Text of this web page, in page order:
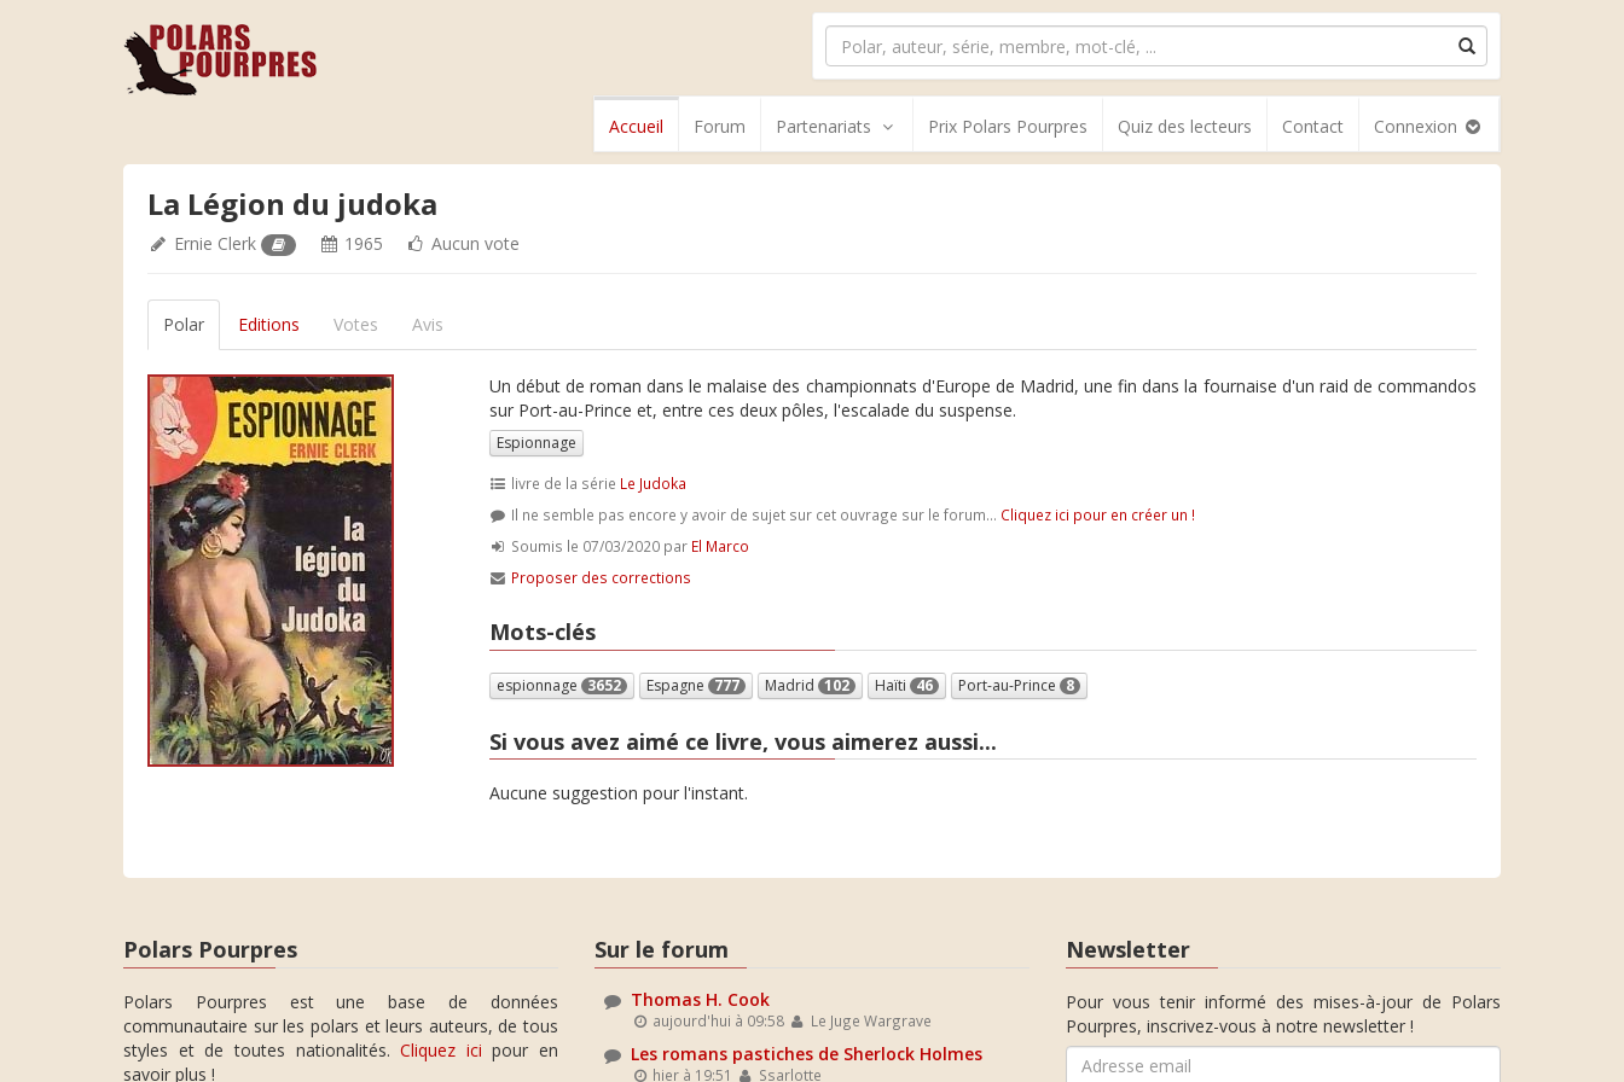
Accueil Forum Partenariats Prix Polars Pourpres Quiz des lecteurs Contact Connexion
La Légion du judoka
Ernie Clerk 1965 Aucun vote
Polar Editions Votes Avis
Un début de roman dans le malaise des championnats d'Europe de Madrid, une fin dans la fournaise d'un raid de commandos
sur Port-au-Prince et, entre ces deux pôles, l'escalade du suspense.
Espionnage
livre de la série Le Judoka
Il ne semble pas encore y avoir de sujet sur cet ouvrage sur le forum... Cliquez ici pour en créer un !
Soumis le 07/03/2020 par El Marco
Proposer des corrections
Mots-clés
espionnage 3652 Espagne 777 Madrid 102 Haïti 46 Port-au-Prince 8
Si vous avez aimé ce livre, vous aimerez aussi...
Aucune suggestion pour l'instant.
Polars Pourpres
Polars Pourpres est une base de données
communautaire sur les polars et leurs auteurs, de tous
styles et de toutes nationalités.Cliquez ici pour en
savoir plus !
Sur le forum
Thomas H. Cook
aujourd'hui à 09:58 Le Juge Wargrave
Les romans pastiches de Sherlock Holmes
hier à 19:51 Ssarlotte
Newsletter
Pour vous tenir informé des mises-à-jour de Polars
Pourpres, inscrivez-vous à notre newsletter !